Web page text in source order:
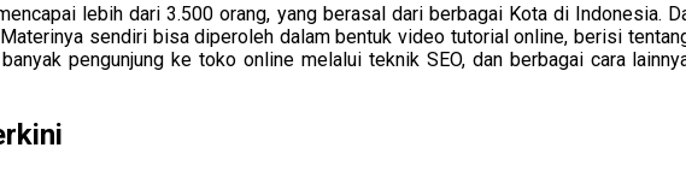
lebih dari 3.500 orang, yang berasal dari berbagai Kota di Indonesia.
sendiri bisa diperoleh dalam bentuk video tutorial online, berisi
pengunjung ke toko online melalui teknik SEO, dan berbagai cara